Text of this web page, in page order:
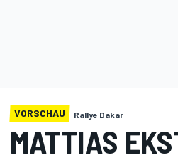
VORSCHAU Rallye Dakar
MATTIAS